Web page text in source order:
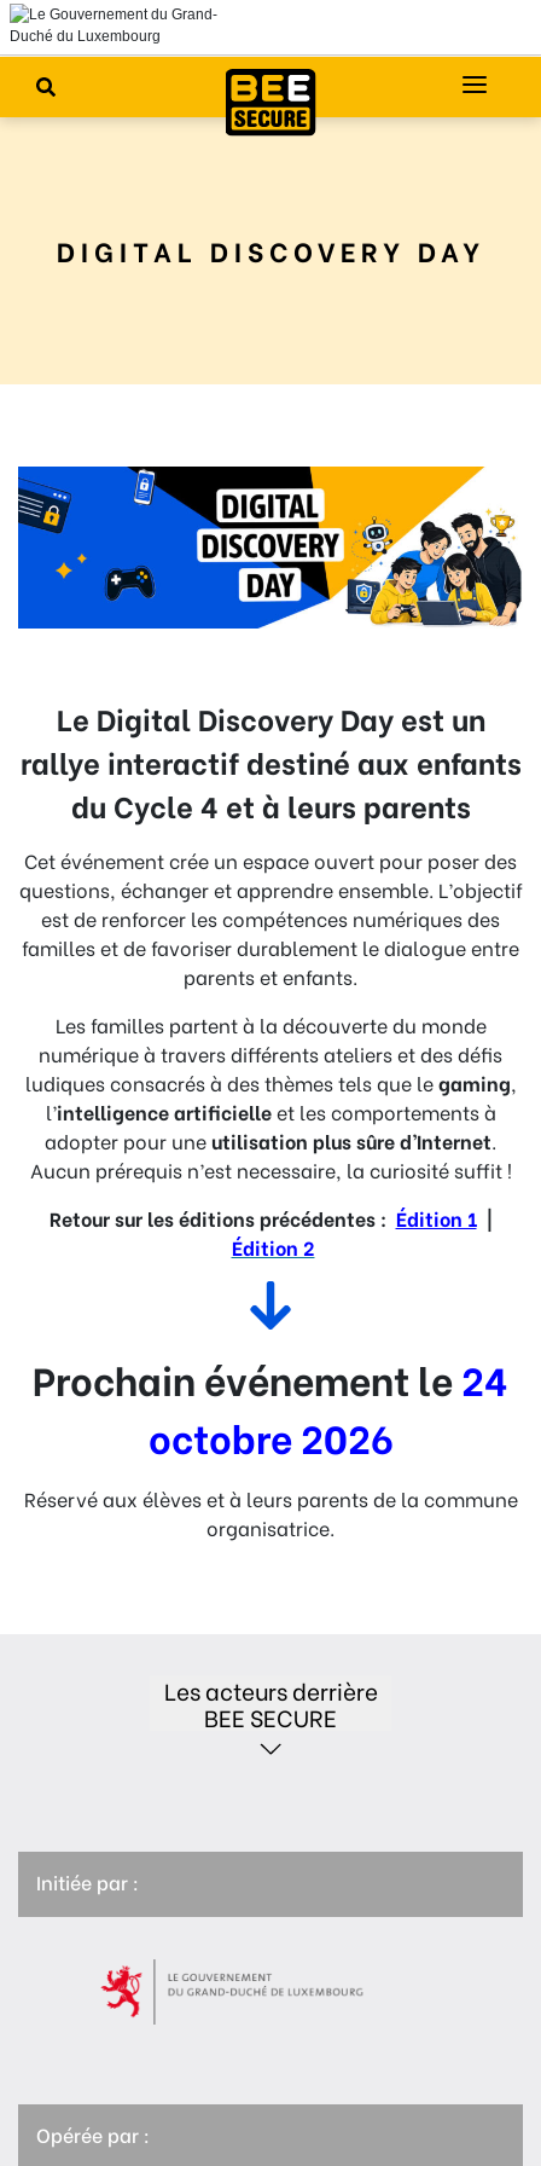
DIGITAL DISCOVERY DAY
Le Digital Discovery Day est un
rallye interactif destiné aux enfants
du Cycle 4 et à leurs parents
Cet événement crée un espace ouvert pour poser des
questions, échanger et apprendre ensemble. L’objectif
est de renforcer les compétences numériques des
familles et de favoriser durablement le dialogue entre
parents et enfants.
Les familles partent à la découverte du monde
numérique à travers différents ateliers et des défis
ludiques consacrés à des thèmes tels que legaming,
l’intelligence artificielleet les comportements à
adopter pour une utilisation plus sûre d’Internet.
Aucun prérequis n’est necessaire, la curiosité suffit !
Retour sur les éditions précédentes : Édition 1|
Édition 2
Prochain événement le24
octobre 2026
Réservé aux élèves et à leurs parents de la commune
organisatrice.
Les acteurs derrière
BEE SECURE
Initiée par :
Opérée par :